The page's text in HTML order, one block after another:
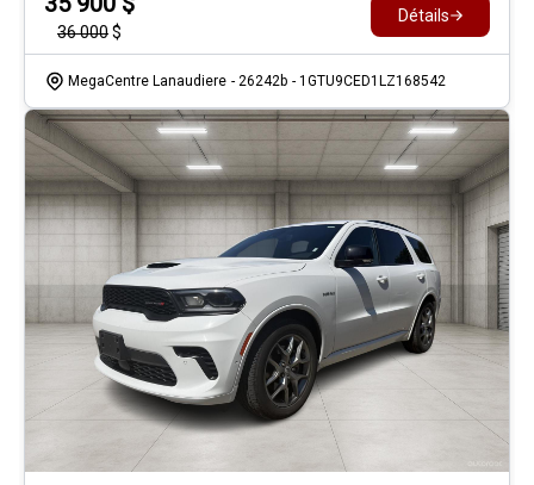
36 000$
Détails
MegaCentre Lanaudiere - 26242b - 1GTU9CED1LZ168542